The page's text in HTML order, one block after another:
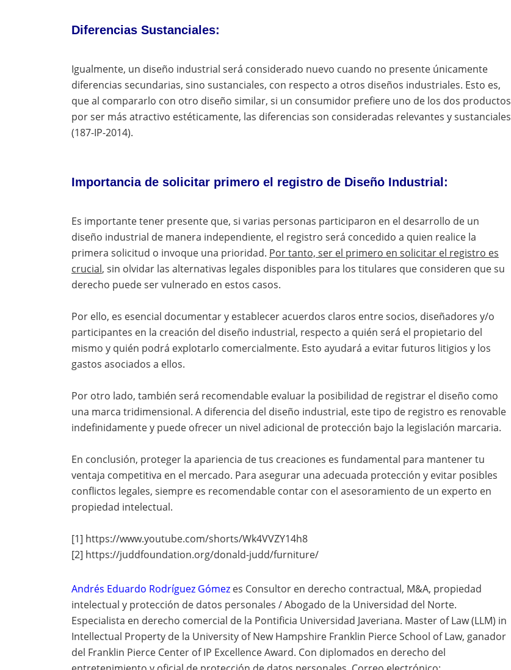
Diferencias Sustanciales:
Igualmente, un diseño industrial será considerado nuevo cuando no presente únicamente
diferencias secundarias, sino sustanciales, con respecto a otros diseños industriales. Esto es,
que al compararlo con otro diseño similar, si un consumidor prefiere uno de los dos productos
por ser más atractivo estéticamente, las diferencias son consideradas relevantes y sustanciales
(187-IP-2014).
Importancia de solicitar primero el registro de Diseño Industrial:
Es importante tener presente que, si varias personas participaron en el desarrollo de un
diseño industrial de manera independiente, el registro será concedido a quien realice la
primera solicitud o invoque una prioridad. Por tanto, ser el primero en solicitar el registro es
crucial, sin olvidar las alternativas legales disponibles para los titulares que consideren que su
derecho puede ser vulnerado en estos casos.
Por ello, es esencial documentar y establecer acuerdos claros entre socios, diseñadores y/o
participantes en la creación del diseño industrial, respecto a quién será el propietario del
mismo y quién podrá explotarlo comercialmente. Esto ayudará a evitar futuros litigios y los
gastos asociados a ellos.
Por otro lado, también será recomendable evaluar la posibilidad de registrar el diseño como
una marca tridimensional. A diferencia del diseño industrial, este tipo de registro es renovable
indefinidamente y puede ofrecer un nivel adicional de protección bajo la legislación marcaria.
En conclusión, proteger la apariencia de tus creaciones es fundamental para mantener tu
ventaja competitiva en el mercado. Para asegurar una adecuada protección y evitar posibles
conflictos legales, siempre es recomendable contar con el asesoramiento de un experto en
propiedad intelectual.
[1] https://www.youtube.com/shorts/Wk4VVZY14h8
[2] https://juddfoundation.org/donald-judd/furniture/
Andrés Eduardo Rodríguez Gómez es Consultor en derecho contractual, M&A, propiedad
intelectual y protección de datos personales / Abogado de la Universidad del Norte.
Especialista en derecho comercial de la Pontificia Universidad Javeriana. Master of Law (LLM) in
Intellectual Property de la University of New Hampshire Franklin Pierce School of Law, ganador
del Franklin Pierce Center of IP Excellence Award. Con diplomados en derecho del